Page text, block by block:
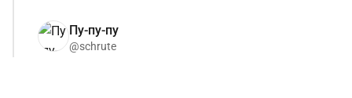
Пу-пу-пу
@schrute